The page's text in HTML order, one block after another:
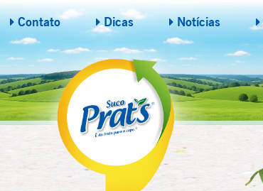
Contato Dicas Notícias